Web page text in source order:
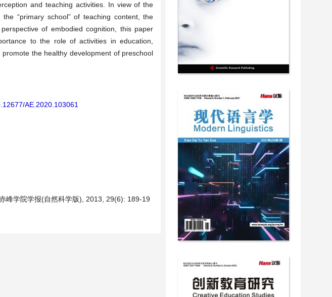
and teaching activities. In view of the
“primary school” of teaching content, the
of embodied cognition, this paper
to the role of activities in education,
the healthy development of preschool
AE.2020.103061
峰学院学报(自然科学版), 2013, 29(6): 189-19